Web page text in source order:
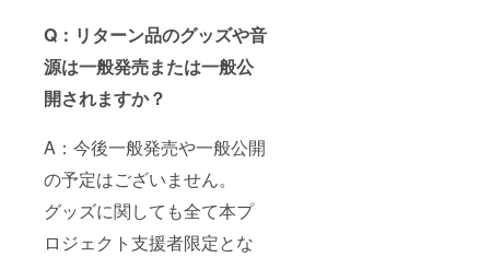
Q：リターン品のグッズや音
源は一般発売または一般公
開されますか？
A：今後一般発売や一般公開
の予定はございません。
グッズに関しても全て本プ
ロジェクト支援者限定とな